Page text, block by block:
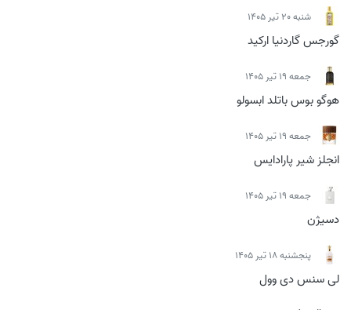
شنبه 20 تیر 1405
گورجس گاردنیا ارکید
جمعه 19 تیر 1405
هوگو بوس باتلد ابسولو
جمعه 19 تیر 1405
انجلز شیر پارادایس
جمعه 19 تیر 1405
دسیژن
پنجشنبه 18 تیر 1405
لی سنس دی وول